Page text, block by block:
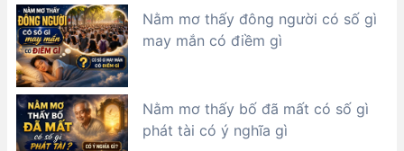
Nằm mơ thấy đông người có số gì
may mắn có điềm gì
Nằm mơ thấy bố đã mất có số gì
phát tài có ý nghĩa gì